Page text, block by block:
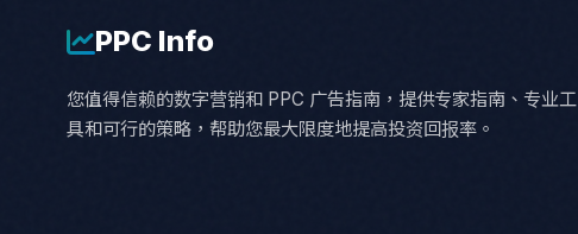
PPC Info
您值得信赖的数字营销和 PPC 广告指南，提供专家指南、专业工
具和可行的策略，帮助您最大限度地提高投资回报率。